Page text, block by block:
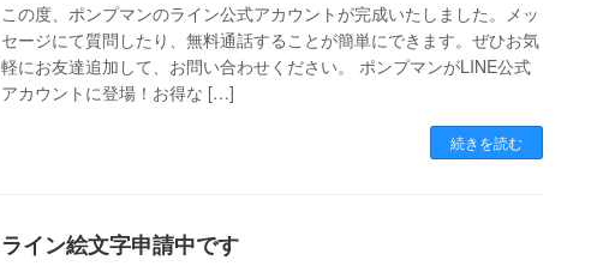
この度、ポンプマンのライン公式アカウントが完成いたしました。メッ
セージにて質問したり、無料通話することが簡単にできます。ぜひお気
軽にお友達追加して、お問い合わせください。 ポンプマンがLINE公式
アカウントに登場！お得な […]
続きを読む
ライン絵文字申請中です